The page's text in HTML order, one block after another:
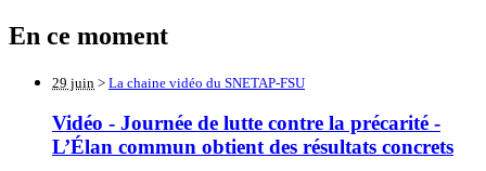
En ce moment
29 juin > La chaine vidéo du SNETAP-FSU
Vidéo - Journée de lutte contre la précarité -
L’Élan commun obtient des résultats concrets